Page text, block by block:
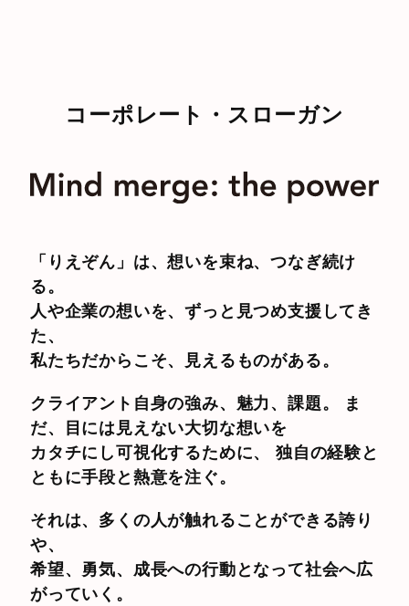
コーポレート・スローガン
「りえぞん」は、想いを束ね、つなぎ続け
る。
人や企業の想いを、ずっと見つめ支援してき
た、
私たちだからこそ、見えるものがある。
クライアント自身の強み、魅力、課題。 ま
だ、目には見えない大切な想いを
カタチにし可視化するために、 独自の経験と
ともに手段と熱意を注ぐ。
それは、多くの人が触れることができる誇り
や、
希望、勇気、成長への行動となって社会へ広
がっていく。